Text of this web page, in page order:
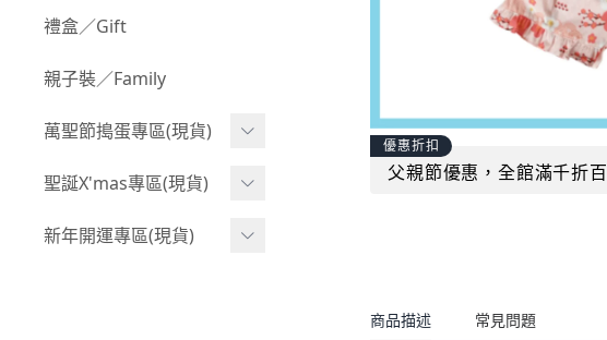
BABY 下身(短褲)
BABY 下身(長褲)
BABY 套裝(短袖)
BABY 套裝(長袖)
叢林探險系列
小紳士系列
韓國小歐巴
Girl 套裝(短袖)
率性牛仔風
夢幻童話系列
小洋裝系列
Acc 鞋子
Acc 餐具
Acc 寢具
Acc 其他
野餐趣
©Wonchi 台灣 ｜ 兒童軟
©Disney 美國｜嬰兒用品
©風車圖書 台灣｜兒童圖
嘴
禮盒／Gift
親子裝／Family
萬聖節搗蛋專區(現貨)
萬聖造型頭套(3歲以上)
萬聖.嬰幼兒(0-2歲)
聖誕X'mas專區(現貨)
聖誕.嬰幼兒(0-2歲)
新年開運專區(現貨)
優惠折扣
父親節優惠，全館滿千折百
商品描述 常見問題